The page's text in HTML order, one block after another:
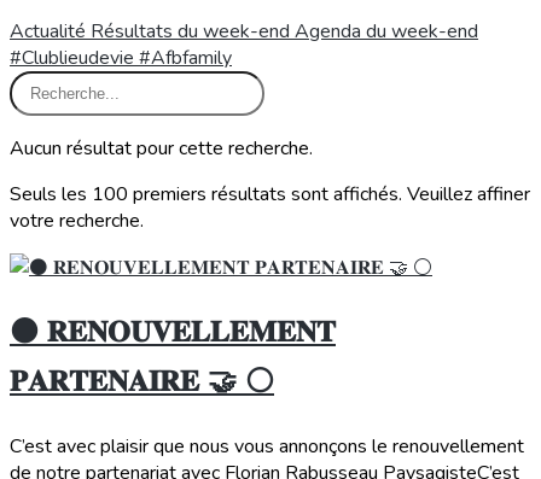
Actualité Résultats du week-end Agenda du week-end
#Clublieudevie #Afbfamily
Aucun résultat pour cette recherche.
Seuls les 100 premiers résultats sont affichés. Veuillez affiner
votre recherche.
⚫️ 𝐑𝐄𝐍𝐎𝐔𝐕𝐄𝐋𝐋𝐄𝐌𝐄𝐍𝐓
𝐏𝐀𝐑𝐓𝐄𝐍𝐀𝐈𝐑𝐄 🤝 ⚪️
C’est avec plaisir que nous vous annonçons le renouvellement
de notre partenariat avec Florian Rabusseau PaysagisteC’est